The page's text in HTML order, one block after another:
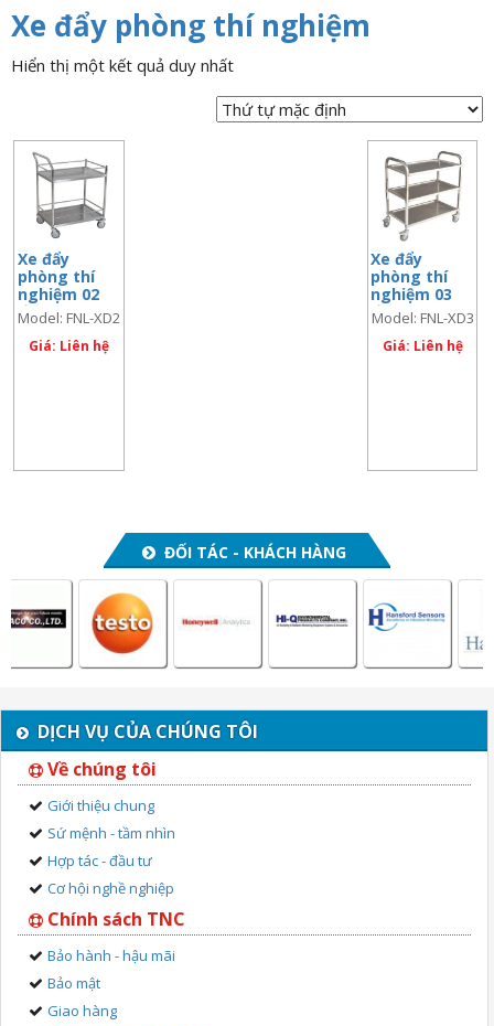
l
e
a
v
Xe đẩy phòng thí nghiệm
Hiển thị một kết quả duy nhất
Xe đẩy
phòng thí
nghiệm 02
tầng
Model: FNL-XD2
Giá: Liên hệ
Xe đẩy
phòng thí
nghiệm 03
tầng
Model: FNL-XD3
Giá: Liên hệ
ĐỐI TÁC - KHÁCH HÀNG
DỊCH VỤ CỦA CHÚNG TÔI
Về chúng tôi
Giới thiệu chung
Sứ mệnh - tầm nhìn
Hợp tác - đầu tư
Cơ hội nghề nghiệp
Chính sách TNC
Bảo hành - hậu mãi
Bảo mật
Giao hàng